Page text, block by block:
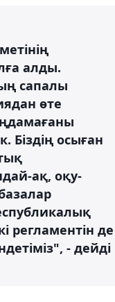
алды.
сапалы
өте
Біздің осыған
ақ, оқу-
регламентін де
- дейді